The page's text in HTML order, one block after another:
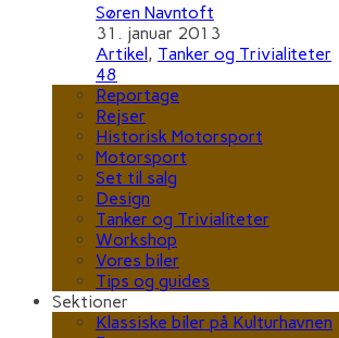
Søren Navntoft
31. januar 2013
Artikel, Tanker og Trivialiteter
48
Reportage
Rejser
Historisk Motorsport
Motorsport
Set til salg
Design
Tanker og Trivialiteter
Workshop
Vores biler
Tips og guides
Sektioner
Klassiske biler på Kulturhavnen